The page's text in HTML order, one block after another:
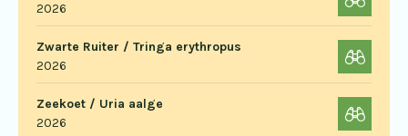
2026
Zwarte Ruiter / Tringa erythropus
2026
Zeekoet / Uria aalge
2026